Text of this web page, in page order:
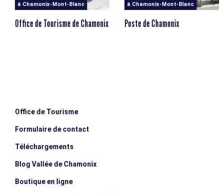
à Chamonix-Mont-Blanc
Office de Tourisme de Chamonix
à Chamonix-Mont-Blanc
Poste de Chamonix
Office de Tourisme
Formulaire de contact
Téléchargements
Blog Vallée de Chamonix
Boutique en ligne